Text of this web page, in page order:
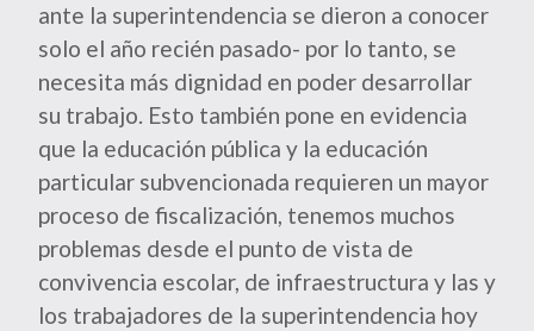
ante la superintendencia se dieron a conocer
solo el año recién pasado- por lo tanto, se
necesita más dignidad en poder desarrollar
su trabajo. Esto también pone en evidencia
que la educación pública y la educación
particular subvencionada requieren un mayor
proceso de fiscalización, tenemos muchos
problemas desde el punto de vista de
convivencia escolar, de infraestructura y las y
los trabajadores de la superintendencia hoy